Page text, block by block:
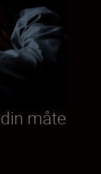
måte